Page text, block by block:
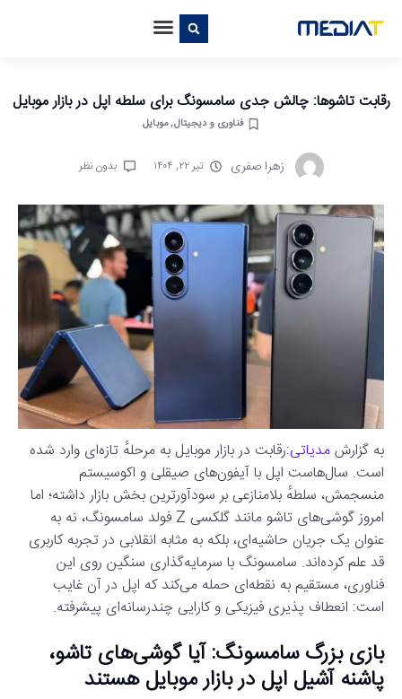
رقابت تاشوها: چالش جدی سامسونگ برای سلطه اپل در بازار موبایل
فناوری و دیجیتال,موبایل
زهرا صفری تیر ۲۲, ۱۴۰۴ بدون نظر
به گزارشمدیاتی:رقابت در بازار موبایل به مرحلهٔ تازه‌ای وارد شده
است. سال‌هاست اپل با آیفون‌های صیقلی و اکوسیستم
منسجمش، سلطهٔ بلامنازعی بر سودآورترین بخش بازار داشته؛ اما
امروز گوشی‌های تاشو مانند گلکسی Z فولد سامسونگ، نه به
عنوان یک جریان حاشیه‌ای، بلکه به مثابه انقلابی در تجربه کاربری
قد علم کرده‌اند. سامسونگ با سرمایه‌گذاری سنگین روی این
فناوری، مستقیم به نقطه‌ای حمله می‌کند که اپل در آن غایب
است: انعطاف پذیری فیزیکی و کارایی چندرسانه‌ای پیشرفته.
بازی بزرگ سامسونگ: آیا گوشی‌های تاشو،
پاشنه آشیل اپل در بازار موبایل هستند